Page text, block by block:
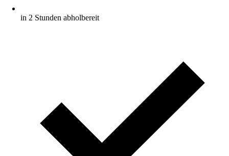
in 2 Stunden abholbereit